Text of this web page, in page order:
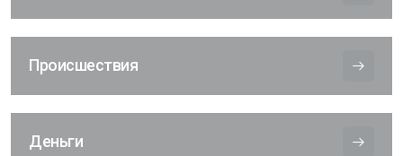
Происшествия
Деньги